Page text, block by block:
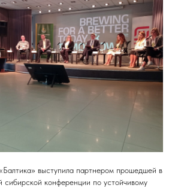
выступила партнером прошедшей в
конференции по устойчивому